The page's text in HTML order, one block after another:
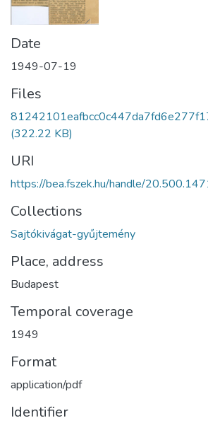
Date
1949-07-19
Files
(322.22 KB)
URI
https://bea.fszek.hu/handle/
Collections
Sajtókivágat-gyűjtemény
Place, address
Budapest
Temporal coverage
1949
Format
application/pdf
Identifier